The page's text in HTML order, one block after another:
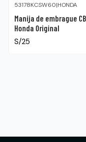
53178KCSW60|HONDA
Manija de embrague
Honda Original
S/25